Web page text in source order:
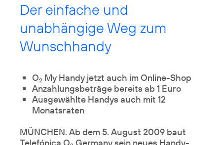
Der einfache und
unabhängige Weg zum
Wunschhandy
O2 My Handy jetzt auch im Online-Shop
Anzahlungsbeträge bereits ab 1 Euro
Ausgewählte Handys auch mit 12
Monatsraten
MÜNCHEN. Ab dem 5. August 2009 baut